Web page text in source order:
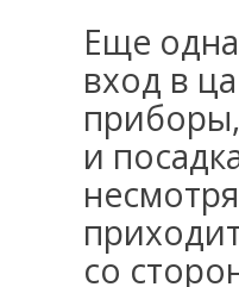
Еще
вход в
и
со